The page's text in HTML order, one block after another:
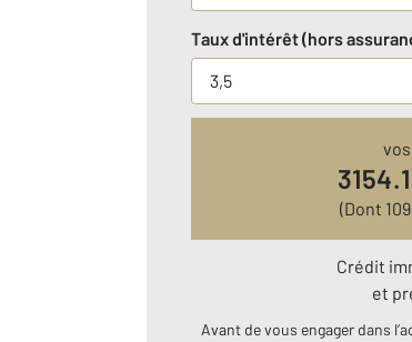
Taux d'intérêt (hors
(Dont
Crédit
et
Avant de vous engager dans